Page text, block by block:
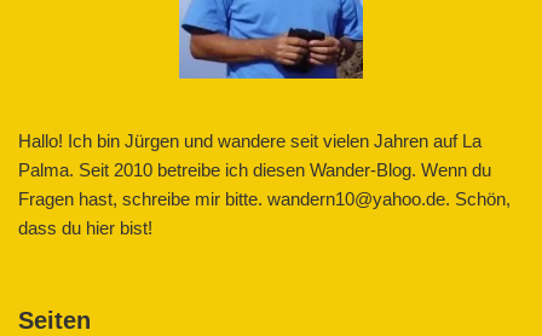
Hallo! Ich bin Jürgen und wandere seit vielen Jahren auf La
Palma. Seit 2010 betreibe ich diesen Wander-Blog. Wenn du
Fragen hast, schreibe mir bitte. wandern10@yahoo.de. Schön,
dass du hier bist!
Seiten